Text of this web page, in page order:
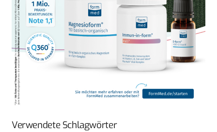
Verwendete Schlagwörter